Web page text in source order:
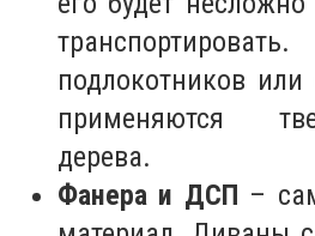
подлокотников или
применяются
дерева.
Фанера и ДСП –